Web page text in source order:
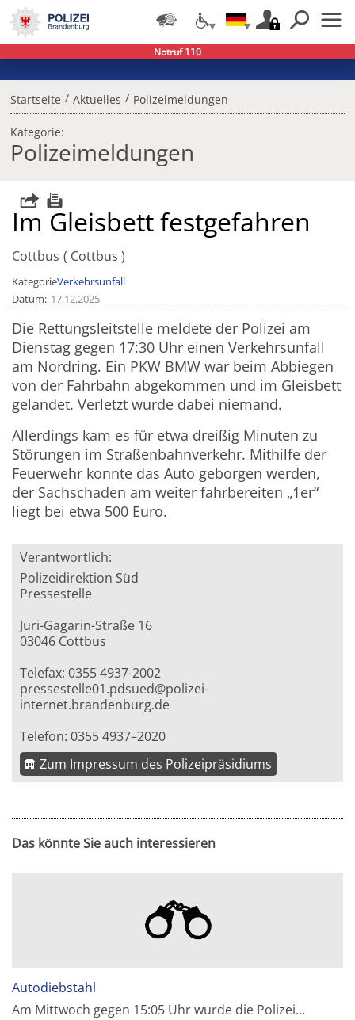
Startseite / Aktuelles / Polizeimeldungen
Kategorie:
Polizeimeldungen
Im Gleisbett festgefahren
Cottbus Cottbus
KategorieVerkehrsunfall
Datum 17.12.2025
Die Rettungsleitstelle meldete der Polizei am
Dienstag gegen 17:30 Uhr einen Verkehrsunfall
am Nordring. Ein PKW BMW war beim Abbiegen
von der Fahrbahn abgekommen und im Gleisbett
gelandet. Verletzt wurde dabei niemand.
Allerdings kam es für etwa dreißig Minuten zu
Störungen im Straßenbahnverkehr. Mithilfe der
Feuerwehr konnte das Auto geborgen werden,
der Sachschaden am weiter fahrbereiten „1er“
liegt bei etwa 500 Euro.
Verantwortlich:
Polizeidirektion Süd
Pressestelle
Juri-Gagarin-Straße 16
03046 Cottbus
Telefax: 0355 4937-2002
pressestelle01.pdsued@polizei-
internet.brandenburg.de
Telefon: 0355 4937–2020
Zum Impressum des Polizeipräsidiums
Das könnte Sie auch interessieren
Autodiebstahl
Am Mittwoch gegen 15:05 Uhr wurde die Polizei…
Notruf 110